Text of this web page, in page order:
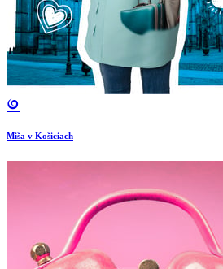
Miša v Košiciach